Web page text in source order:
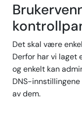
Det skal være
Derfor har vi laget
og enkelt kan
DNS-
av dem.